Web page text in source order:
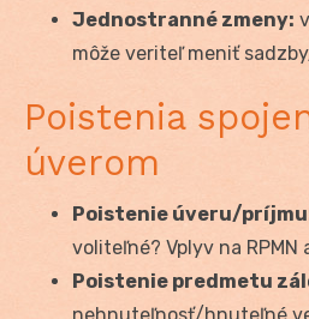
Jednostranné zmeny:
môže veriteľ meniť
Poistenia
úverom
Poistenie úveru/
voliteľné? Vplyv na RPMN
Poistenie predmetu